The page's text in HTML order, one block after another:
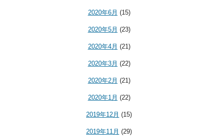
2020年6月 (15)
2020年5月 (23)
2020年4月 (21)
2020年3月 (22)
2020年2月 (21)
2020年1月 (22)
2019年12月 (15)
2019年11月 (29)